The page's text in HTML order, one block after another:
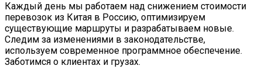
Каждый день мы работаем над снижением стоимости
перевозок из Китая в Россию, оптимизируем
существующие маршруты и разрабатываем новые.
Следим за изменениями в законодательстве,
используем современное программное обеспечение.
Заботимся о клиентах и грузах.